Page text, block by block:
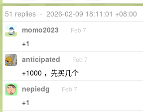
51 replies • 2026-02-09 18:11:01 +08:00
momo2023 Feb 7
+1
anticipated Feb 7
+1000 ，先买几个
nepiedg Feb 7
+1